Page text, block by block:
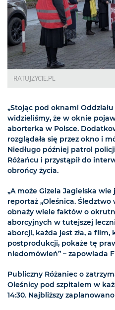
RATUJZYCIE.PL
„Stojąc pod oknami
widzieliśmy, że w oknie
aborterka w Polsce.
rozglądała się przez okno i
Niedługo później patrol
Różańcu i przystąpił do
obrońcy życia.
„A może Gizela Jagielska
reportaż „Oleśnica.
obnaży wiele faktów o
aborcyjnych w tutejszej
aborcji, każda jest zła, a
postprodukcji, pokaże tę
niedomówień” – zapowiada
Publiczny Różaniec o
Oleśnicy pod szpitalem w
14:30. Najbliższy